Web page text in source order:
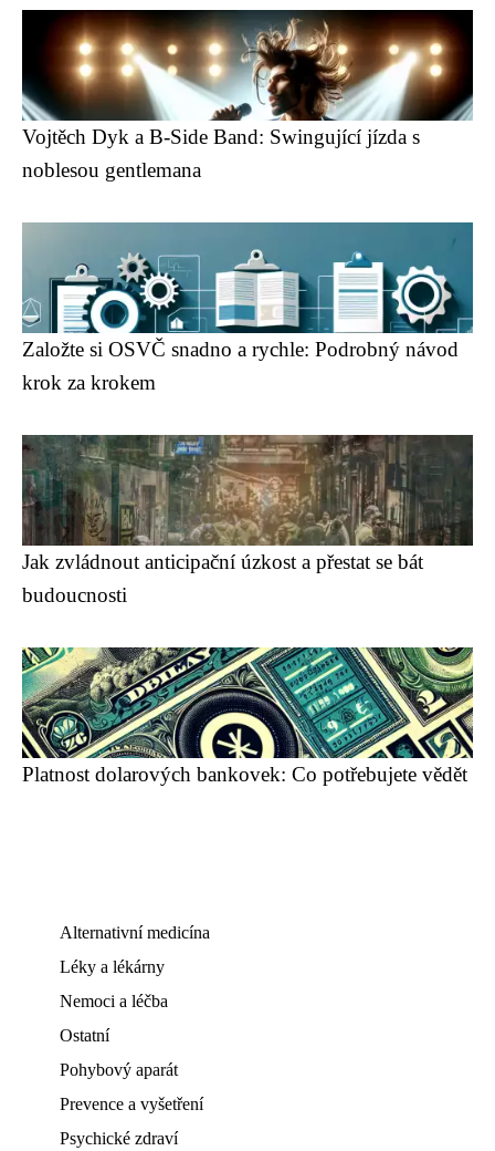
Vojtěch Dyk a B-Side Band: Swingující jízda s
noblesou gentlemana
Založte si OSVČ snadno a rychle: Podrobný návod
krok za krokem
Jak zvládnout anticipační úzkost a přestat se bát
budoucnosti
Platnost dolarových bankovek: Co potřebujete vědět
Alternativní medicína
Léky a lékárny
Nemoci a léčba
Ostatní
Pohybový aparát
Prevence a vyšetření
Psychické zdraví